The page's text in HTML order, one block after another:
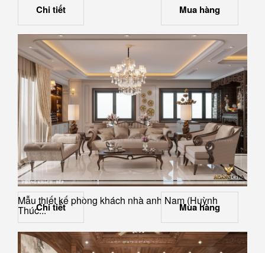
Chi tiết Mua hàng
Mẫu thiết kế phòng khách nhà anh Nam (Huỳnh
Thúc...Chi tiết Mua hàng